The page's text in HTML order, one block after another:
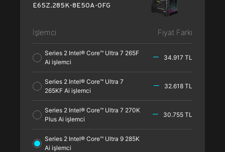
E65Z.285K-8E50A-0FG
İşlemci Fiyat Farkı
Series 2 Intel® Core™ Ultra 7 265F
Ai işlemci
34.917 TL
Series 2 Intel® Core™ Ultra 7
265KF Ai işlemci
32.618 TL
Series 2 Intel® Core™ Ultra 7 270K
Plus Ai işlemci
30.755 TL
Series 2 Intel® Core™ Ultra 9 285K
Ai işlemci